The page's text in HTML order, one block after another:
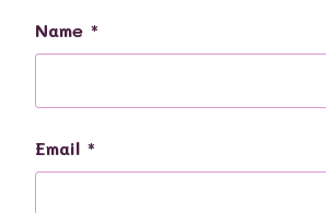
Name *
Email *